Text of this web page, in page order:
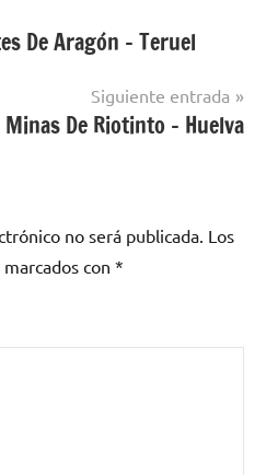
De Aragón – Teruel
Siguiente entrada
De Riotinto – Huelva
no será publicada. Los
con *